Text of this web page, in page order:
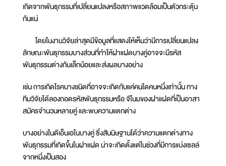
เกิดจากพันธุกรรมที่เปลี่ยนแปลงหรือสภาพแวดล้อมเป็นตัวกระตุ้น
กันแน่
โดยในงานวิจัยล่าสุดมีข้อมูลที่แสดงให้เห็นว่ามีการเปลี่ยนแปลง
ลักษณะพันธุกรรมบางส่วนที่ทำให้ฝาแฝดบางคู่อาจจะมีรหัส
พันธุกรรมต่างกันเล็กน้อยและส่งผลบางอย่าง
เช่น การเกิดโรคบางชนิดที่อาจจะเกิดกับแค่คนใดคนหนึ่งเท่านั้น ทาง
ทีมวิจัยได้ลองถอดรหัสพันธุกรรมหรือ จีโนมของฝาแฝดที่เป็นอาสา
สมัครจำนวนหลายคู่ และพบความแตกต่าง
บางอย่างในดีเอ็นเอในบางคู่ ซึ่งสันนิษฐานได้ว่าความแตกต่างทาง
พันธุกรรมที่เกิดขึ้นในฝาแฝด น่าจะเกิดตั้งแต่ในช่วงที่มีการแบ่งเซลล์
จากหนึ่งเป็นสอง